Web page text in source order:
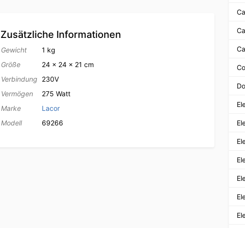
Zusätzliche Informationen
Gewicht
1 kg
Größe
24 × 24 × 21 cm
Verbindung
230V
Vermögen
275 Watt
Marke
Lacor
Modell
69266